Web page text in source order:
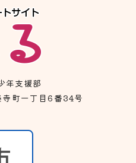
年支援部
町一丁目6番34号